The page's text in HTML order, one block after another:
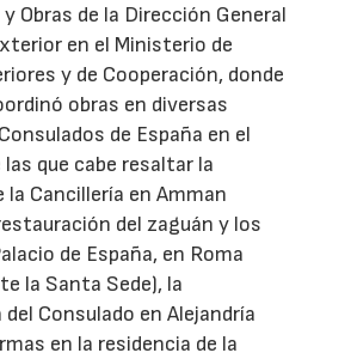
Obras de la Dirección General
en el Ministerio de
y de Cooperación, donde
obras en diversas
de España en el
que cabe resaltar la
la Cancillería en Amman
del zaguán y los
de España, en Roma
la Santa Sede), la
Consulado en Alejandría
en la residencia de la